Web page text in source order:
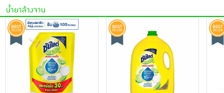
น้ำยาล้างจาน